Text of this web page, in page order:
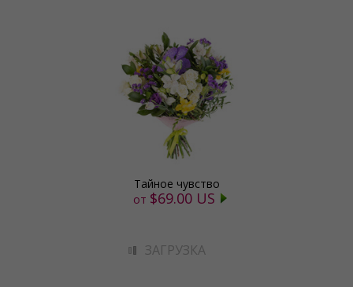
Тайное чувство
от $69.00 US
ЗАГРУЗКА